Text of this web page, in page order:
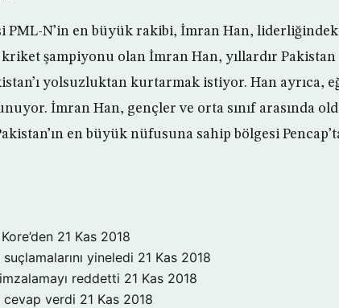
PML-N’in en büyük rakibi, İmran Han,
şampiyonu olan İmran Han, yıllardır Pakistan
yolsuzluktan kurtarmak istiyor. Han ayrıca,
İmran Han, gençler ve orta sınıf arasında
en büyük nüfusuna sahip bölgesi
21 Kas 2018
yineledi 21 Kas 2018
reddetti 21 Kas 2018
cevap verdi 21 Kas 2018